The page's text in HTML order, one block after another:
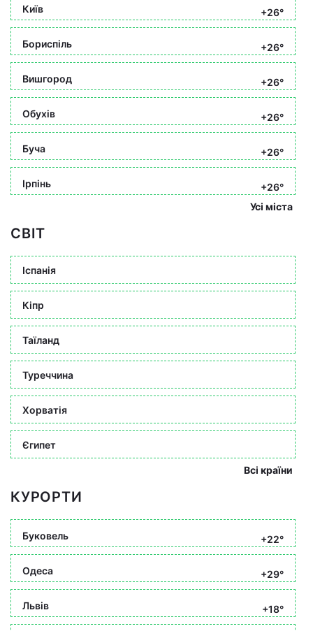
Київ +26°
Бориспіль +26°
Вишгород +26°
Обухів +26°
Буча +26°
Ірпінь
+26°
Усі міста
СВІТ
Іспанія
Кіпр
Таїланд
Туреччина
Хорватія
Єгипет
Всі країни
КУРОРТИ
Буковель +22°
Одеса +29°
Львів +18°